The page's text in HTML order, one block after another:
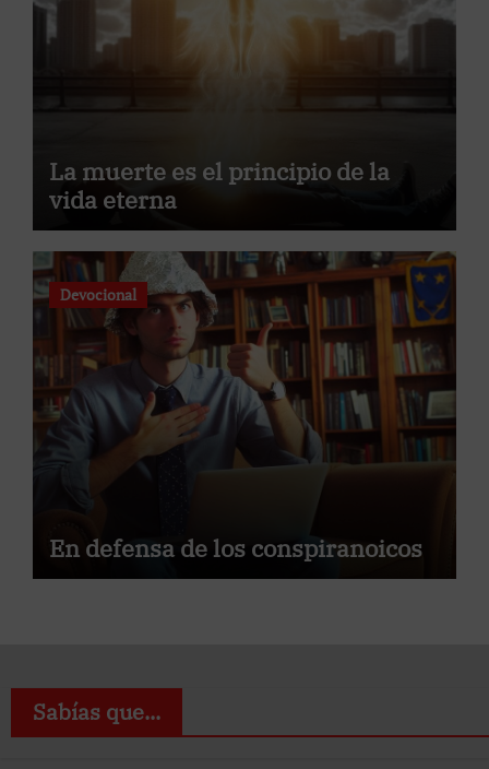
La muerte es el principio de la
vida eterna
Devocional
En defensa de los conspiranoicos
Sabías que...